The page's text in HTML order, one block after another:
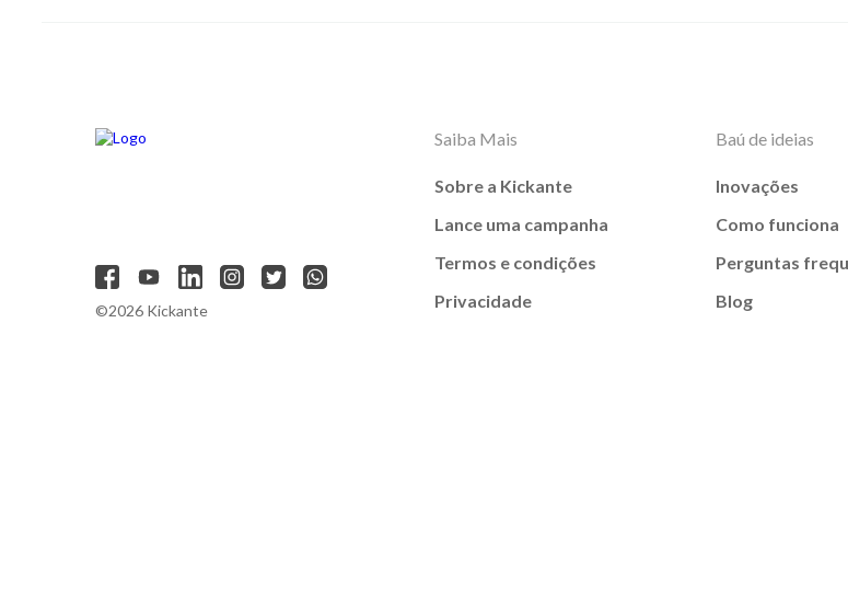
©2026 Kickante
Saiba Mais
Sobre a Kickante
Lance uma campanha
Termos e condições
Privacidade
Baú de ideias
Inovações
Como funciona
Perguntas
Blog